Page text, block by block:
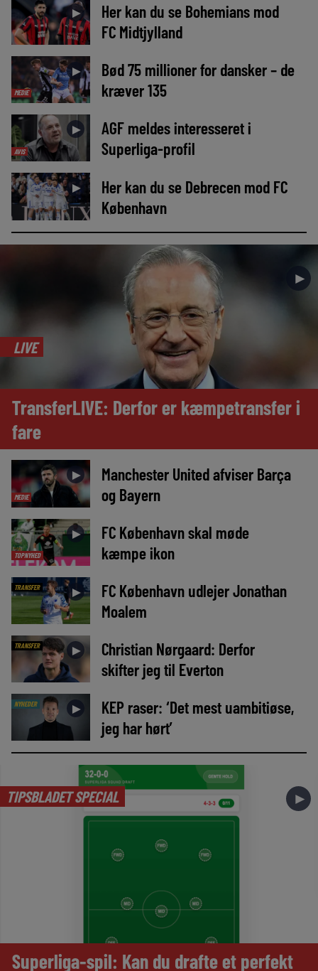
►
Her kan du se Bohemians mod
FC Midtjylland
MEDIE
►
Bød 75 millioner for dansker – de
kræver 135
AVIS
►
AGF meldes interesseret i
Superliga-profil
►
Her kan du se Debrecen mod FC
København
►
LIVE
TransferLIVE: Derfor er kæmpetransfer i
fare
MEDIE
►
Manchester United afviser Barça
og Bayern
TOPNYHED
►
FC København skal møde
kæmpe ikon
TRANSFER ►
FC København udlejer Jonathan
Moalem
TRANSFER ►
Christian Nørgaard: Derfor
skifter jeg til Everton
NYHEDER ►
KEP raser: ‘Det mest uambitiøse,
jeg har hørt’
TIPSBLADET SPECIAL ►
Superliga-spil: Kan du drafte et perfekt